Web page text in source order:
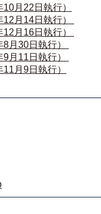
月22日執行）
月14日執行）
月16日執行）
月30日執行）
月11日執行）
月9日執行）